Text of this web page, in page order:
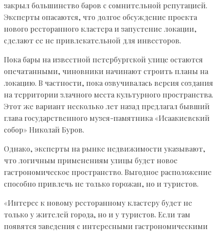
закрыл большинство баров с сомнительной репутацией.
Эксперты опасаются, что долгое обсуждение проекта
нового ресторанного кластера и запустение локации,
сделают ее не привлекательной для инвесторов.
Пока бары на известной петербургской улице остаются
опечатанными, чиновники начинают строить планы на
локацию. В частности, пока озвучивалась версия создания
на территории злачного места культурного пространства.
Этот же вариант несколько лет назад предлагал бывший
глава государственного музея-памятника «Исаакиевский
собор» Николай Буров.
Однако, эксперты на рынке недвижимости указывают,
что логичным применениям улицы будет новое
гастрономическое пространство. Выгодное расположение
способно привлечь не только горожан, но и туристов.
«Интерес к новому ресторанному кластеру будет не
только у жителей города, но и у туристов. Если там
появятся заведения с интересными гастрономическими